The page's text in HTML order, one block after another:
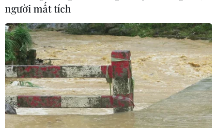
Cuba chuẩn bị khánh thành khách sạn
siêu sang đầu tiên
14/03/2017 01:27
Cuba sẽ khai trương khách sạn cấp trên 5 sao đầu tiên
với tên gọi Manzana Kempinski tại đại lộ Prado, trung
tâm của khu phố cổ ở thủ đô La Habana.
người mất tích